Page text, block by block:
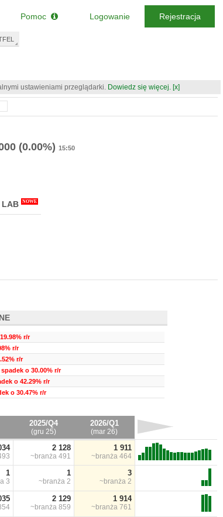
ustawieniami przeglądarki. Dowiedz się więcej. [x]
(0.00%) 15:50
LAB NOWE
r/r
r/r
r/r
o 30.00% r/r
o 42.29% r/r
o 30.47% r/r
2025/Q4
(gru 25)
2026/Q1
(mar 26)
2 128
~branża 491
1 911
~branża 464
1
3
1
~branża 2
3
~branża 2
2 129
~branża 859
1 914
~branża 761
Pomoc Logowanie Rejestracja